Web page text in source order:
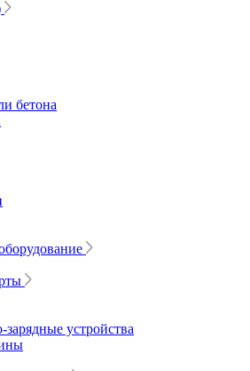
бетона
устройства